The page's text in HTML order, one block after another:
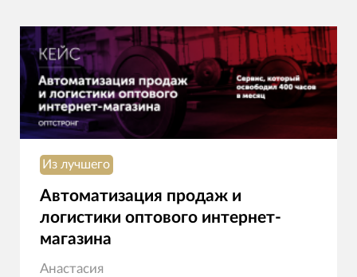
Из лучшего
Автоматизация продаж и
логистики оптового интернет-
магазина
Анастасия